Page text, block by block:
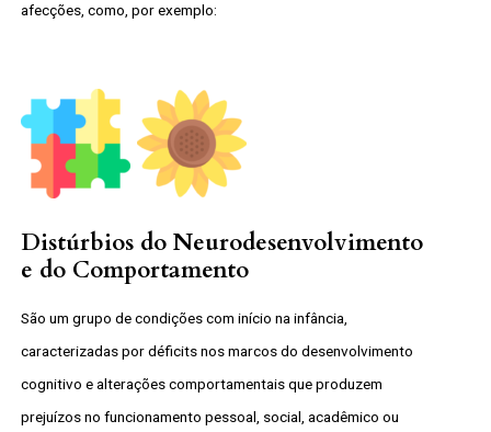
afecções, como, por exemplo:
Distúrbios do Neurodesenvolvimento
e do Comportamento
São um grupo de condições com início na infância,
caracterizadas por déficits nos marcos do desenvolvimento
cognitivo e alterações comportamentais que produzem
prejuízos no funcionamento pessoal, social, acadêmico ou